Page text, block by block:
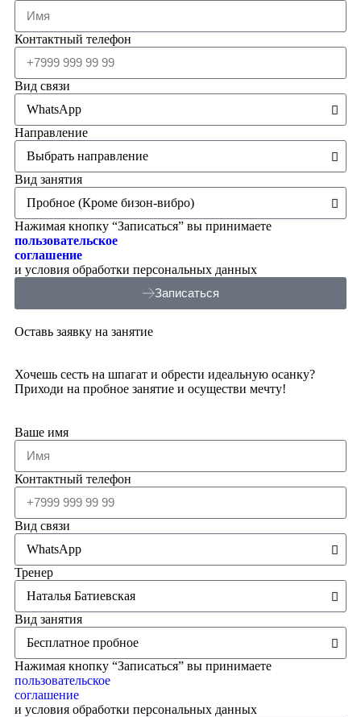
Контактный телефон
Вид связи
Направление
Вид занятия
Нажимая кнопку “Записаться” вы принимаете
пользовательское
соглашение
и условия обработки персональных данных
Записаться
Оставь заявку на занятие
Хочешь сесть на шпагат и обрести идеальную осанку?
Приходи на пробное занятие и осуществи мечту!
Ваше имя
Контактный телефон
Вид связи
Тренер
Вид занятия
Нажимая кнопку “Записаться” вы принимаете
пользовательское
соглашение
и условия обработки персональных данных